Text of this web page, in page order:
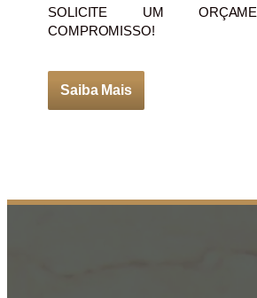
SOLICITE UM
COMPROMISSO!
Saiba Mais